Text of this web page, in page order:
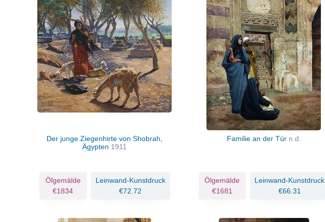
Der junge Ziegenhirte von Shobrah,
Ägypten 1911
Ölgemälde
€1834
Leinwand-Kunstdruck
€72.72
Familie an der Tür n.d.
Ölgemälde
€1681
Leinwand-Kunstdruck
€66.31